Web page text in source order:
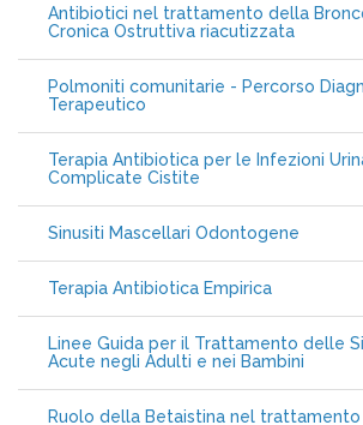
Antibiotici nel trattamento della
Cronica Ostruttiva riacutizzata
Polmoniti comunitarie - Percorso
Terapeutico
Terapia Antibiotica per le Infezioni
Complicate Cistite
Sinusiti Mascellari Odontogene
Terapia Antibiotica Empirica
Linee Guida per il Trattamento delle
Acute negli Adulti e nei Bambini
Ruolo della Betaistina nel